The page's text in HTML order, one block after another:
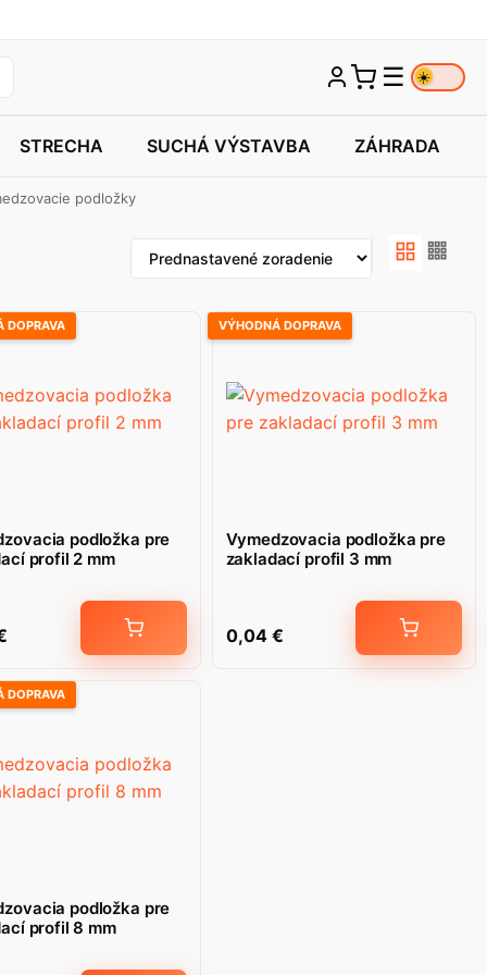
☰ ☀️
STRECHA SUCHÁ VÝSTAVBA ZÁHRADA
podložky
DOPRAVA
podložka pre
profil 2 mm
VÝHODNÁ DOPRAVA
Vymedzovacia podložka pre
zakladací profil 3 mm
0,04 €
DOPRAVA
podložka pre
profil 8 mm